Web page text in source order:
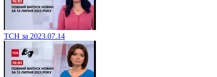
ТСН за 2023.07.14